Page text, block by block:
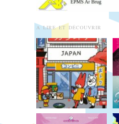
A LIRE ET DÉCOUVRIR